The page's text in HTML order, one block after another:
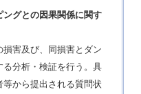
ングとの因果関係に関す
害及び、同損害とダン
る分析・検証を行う。具
から提出される質問状